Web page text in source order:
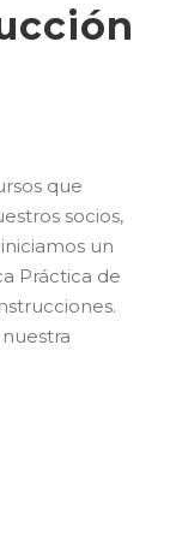
que
socios,
un
Práctica de